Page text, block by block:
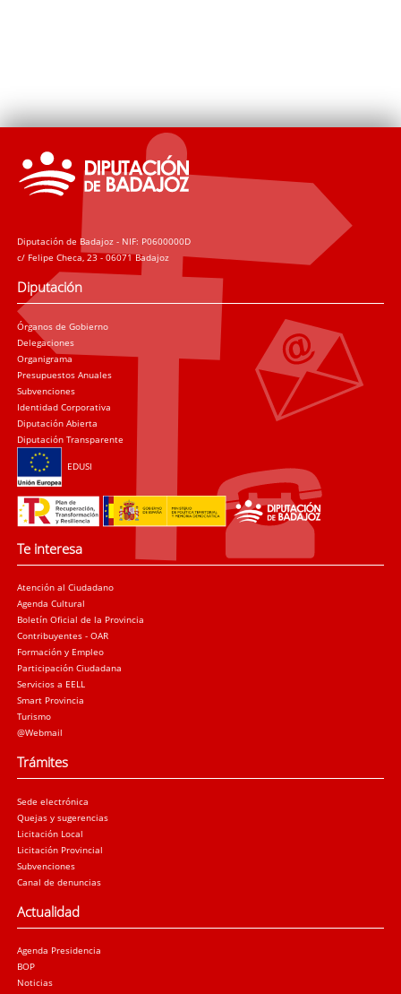
Diputación de Badajoz - NIF: P0600000D
c/ Felipe Checa, 23 - 06071 Badajoz
Diputación
Órganos de Gobierno
Delegaciones
Organigrama
Presupuestos Anuales
Subvenciones
Identidad Corporativa
Diputación Abierta
Diputación Transparente
EDUSI
Te interesa
Atención al Ciudadano
Agenda Cultural
Boletín Oficial de la Provincia
Contribuyentes - OAR
Formación y Empleo
Participación Ciudadana
Servicios a EELL
Smart Provincia
Turismo
@Webmail
Trámites
Sede electrónica
Quejas y sugerencias
Licitación Local
Licitación Provincial
Subvenciones
Canal de denuncias
Actualidad
Agenda Presidencia
BOP
Noticias